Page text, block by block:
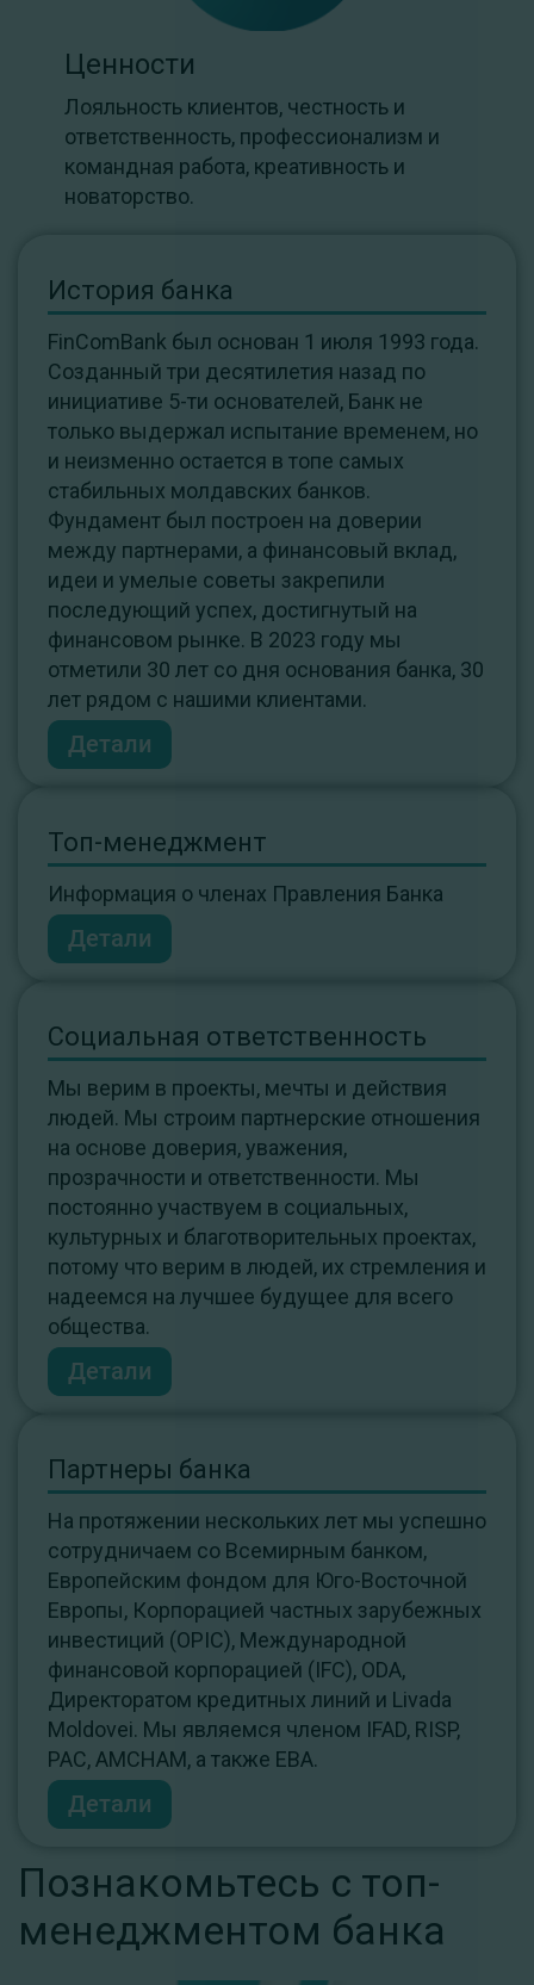
Ценности
Лояльность клиентов, честность и
ответственность, профессионализм и
командная работа, креативность и
новаторство.
История банка
FinComBank был основан 1 июля 1993 года.
Созданный три десятилетия назад по
инициативе 5-ти основателей, Банк не
только выдержал испытание временем, но
и неизменно остается в топе самых
стабильных молдавских банков.
Фундамент был построен на доверии
между партнерами, а финансовый вклад,
идеи и умелые советы закрепили
последующий успех, достигнутый на
финансовом рынке. В 2023 году мы
отметили 30 лет со дня основания банка, 30
лет рядом с нашими клиентами.
Детали
Топ-менеджмент
Информация о членах Правления Банка
Детали
Социальная ответственность
Мы верим в проекты, мечты и действия
людей. Мы строим партнерские отношения
на основе доверия, уважения,
прозрачности и ответственности. Мы
постоянно участвуем в социальных,
культурных и благотворительных проектах,
потому что верим в людей, их стремления и
надеемся на лучшее будущее для всего
общества.
Детали
Партнеры банка
На протяжении нескольких лет мы успешно
сотрудничаем со Всемирным банком,
Европейским фондом для Юго-Восточной
Европы, Корпорацией частных зарубежных
инвестиций (OPIC), Международной
финансовой корпорацией (IFC), ODA,
Директоратом кредитных линий и Livada
Moldovei. Мы являемся членом IFAD, RISP,
PAC, AMCHAM, а также EBA.
Детали
Познакомьтесь с топ-
менеджментом банка